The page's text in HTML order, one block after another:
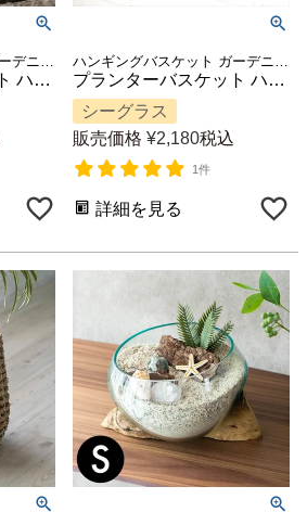
ハンギングバスケット ガーデニング 壁掛け グリーン 紐付き
プランターバスケット ハンギング シーグラス製 黒縦ボーダー×ナチュラル 上口径20cm [51164]【 ハンギングプランター プラントホルダー かご 吊るす グリーン 観葉植物 飾る 収納かご 北欧 おしゃれ アジアン 雑貨 アジアン雑貨 】
ハンギングバスケット ガーデニング 壁掛け グリーン 紐付き
プランターバスケット ハンギング シーグラス製 黒縁×ナチュラル 上口径24cm [51163]【 鉢カバー ハンギングプランター プラントホルダー かご 吊るす グリーン 観葉植物 飾る 収納かご 北欧 おしゃれ アジアン 雑貨 アジアン雑貨 】
シーグラス
販売価格 ¥2,180税込
1件
詳細を見る